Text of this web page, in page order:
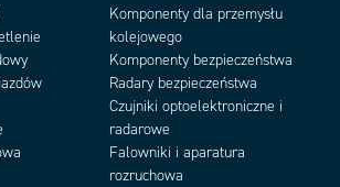
35 mm
Ethernet 10/100/1000Mbit/s,
Serial RS232/RS422FD, OPC UA
Komponenty dla przemysłu
kolejowego
Komponenty bezpieczeństwa
Radary bezpieczeństwa
Czujniki optoelektroniczne i
radarowe
Falowniki i aparatura
rozruchowa